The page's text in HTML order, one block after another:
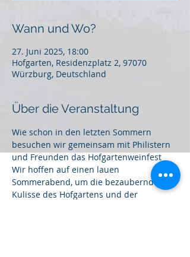
Wann und Wo?
27. Juni 2025, 18:00
Hofgarten, Residenzplatz 2, 97070
Würzburg, Deutschland
Über die Veranstaltung
Wie schon in den letzten Sommern
besuchen wir gemeinsam mit Philistern
und Freunden das Hofgartenweinfest
Wir hoffen auf einen lauen
Sommerabend, um die bezaubernde
Kulisse des Hofgartens und der